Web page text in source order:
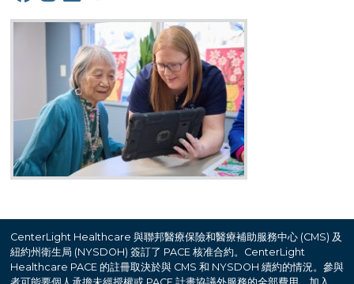
CenterLight Healthcare 與聯邦醫療保險和醫療補助服務中心 (CMS) 及
紐約州衛生局 (NYSDOH) 簽訂了 PACE 核准合約。CenterLight
Healthcare PACE 的註冊取決於與 CMS 和 NYSDOH 續約的情況。參與